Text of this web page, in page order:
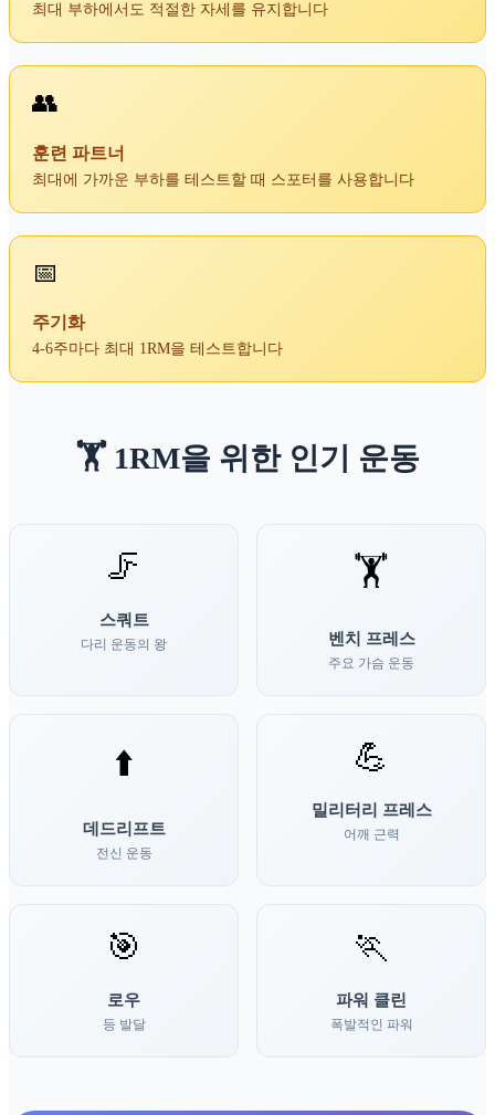
최대 부하에서도 적절한 자세를 유지합니다
👥
훈련 파트너
최대에 가까운 부하를 테스트할 때 스포터를 사용합니다
📅
주기화
4-6주마다 최대 1RM을 테스트합니다
🏋️ 1RM을 위한 인기 운동
🦵
스쿼트
다리 운동의 왕
🏋️
벤치 프레스
주요 가슴 운동
⬆️
데드리프트
전신 운동
💪
밀리터리 프레스
어깨 근력
🎯
로우
등 발달
🏃
파워 클린
폭발적인 파워